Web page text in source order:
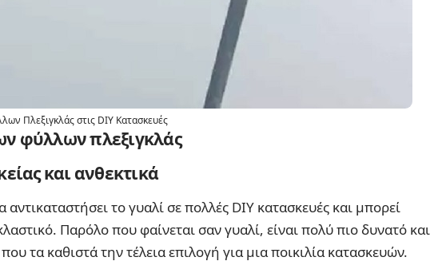
Πλεξιγκλάς στις DIY Κατασκευές
φύλλων πλεξιγκλάς
και ανθεκτικά
αντικαταστήσει το γυαλί σε πολλές DIY κατασκευές και μπορεί
Παρόλο που φαίνεται σαν γυαλί, είναι πολύ πιο δυνατό και
τα καθιστά την τέλεια επιλογή για μια ποικιλία κατασκευών.